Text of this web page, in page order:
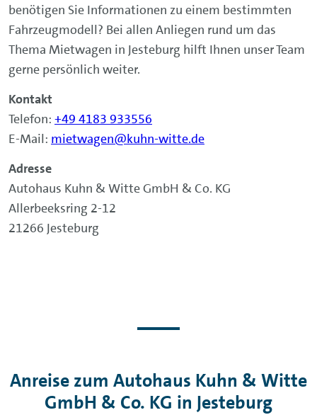
benötigen Sie Informationen zu einem bestimmten
Fahrzeugmodell? Bei allen Anliegen rund um das
Thema Mietwagen in Jesteburg hilft Ihnen unser Team
gerne persönlich weiter.
Kontakt
Telefon: +49 4183 933556
E-Mail: mietwagen@kuhn-witte.de
Adresse
Autohaus Kuhn & Witte GmbH & Co. KG
Allerbeeksring 2-12
21266 Jesteburg
Anreise zum Autohaus Kuhn & Witte
GmbH & Co. KG in Jesteburg